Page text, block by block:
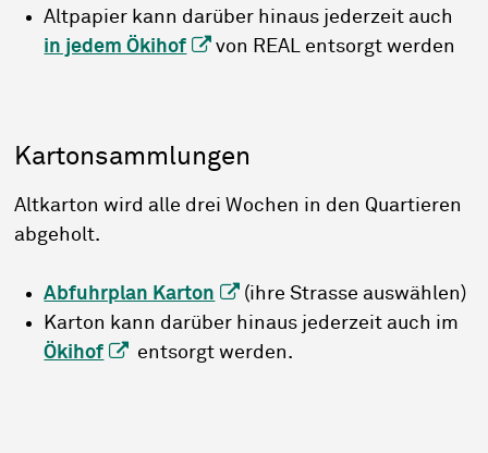
Altpapier kann darüber hinaus jederzeit auch
in jedem Ökihof
von REAL entsorgt werden
Kartonsammlungen
Altkarton wird alle drei Wochen in den Quartieren
abgeholt.
Abfuhrplan Karton
(ihre Strasse auswählen)
Karton kann darüber hinaus jederzeit auch im
Ökihof
entsorgt werden.